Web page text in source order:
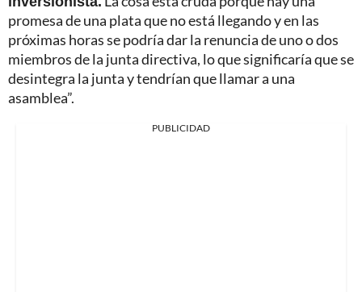
promesa de una plata que no está llegando y en las
próximas horas se podría dar la renuncia de uno o dos
miembros de la junta directiva, lo que significaría que se
desintegra la junta y tendrían que llamar a una
asamblea”.
PUBLICIDAD